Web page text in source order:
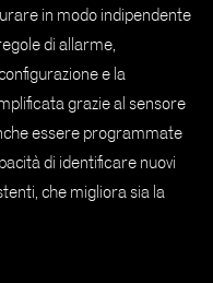
in modo indipendente
di allarme,
e la
grazie al sensore
essere programmate
di identificare nuovi
che migliora sia la